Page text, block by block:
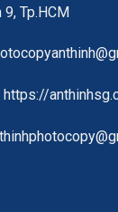
9, Tp.HCM